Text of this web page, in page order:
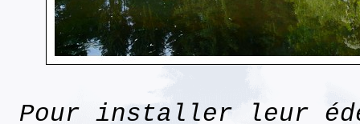
Pour installer leur